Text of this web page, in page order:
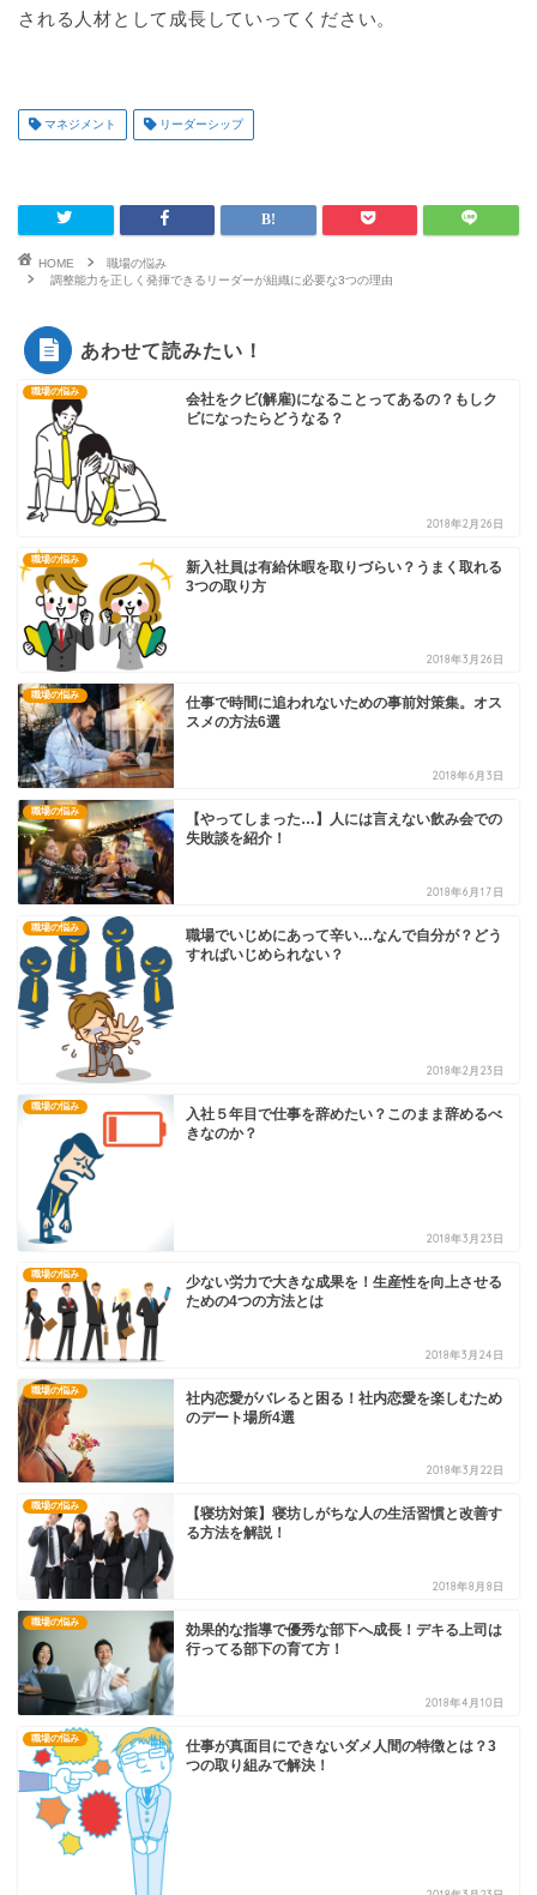
される人材として成長していってください。
マネジメント リーダーシップ
HOME
職場の悩み
調整能力を正しく発揮できるリーダーが組織に必要な3つの理由
あわせて読みたい！
職場の悩み
会社をクビ(解雇)になることってあるの？もしク
ビになったらどうなる？
2018年2月26日
職場の悩み
新入社員は有給休暇を取りづらい？うまく取れる
3つの取り方
2018年3月26日
職場の悩み
仕事で時間に追われないための事前対策集。オス
スメの方法6選
2018年6月3日
職場の悩み
【やってしまった…】人には言えない飲み会での
失敗談を紹介！
2018年6月17日
職場の悩み
職場でいじめにあって辛い…なんで自分が？どう
すればいじめられない？
2018年2月23日
職場の悩み
入社５年目で仕事を辞めたい？このまま辞めるべ
きなのか？
2018年3月23日
職場の悩み
少ない労力で大きな成果を！生産性を向上させる
ための4つの方法とは
2018年3月24日
職場の悩み
社内恋愛がバレると困る！社内恋愛を楽しむため
のデート場所4選
2018年3月22日
職場の悩み
【寝坊対策】寝坊しがちな人の生活習慣と改善す
る方法を解説！
2018年8月8日
職場の悩み
効果的な指導で優秀な部下へ成長！デキる上司は
行ってる部下の育て方！
2018年4月10日
職場の悩み
仕事が真面目にできないダメ人間の特徴とは？3
つの取り組みで解決！